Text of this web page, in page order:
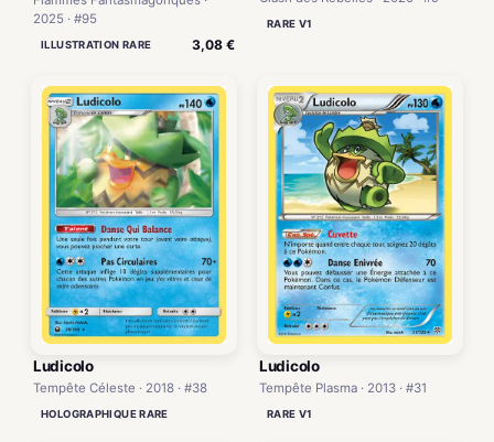
2025 · #95
ILLUSTRATION RARE 3,08 €
RARE V1
Ludicolo
Tempête Céleste · 2018 · #38
HOLOGRAPHIQUE RARE
Ludicolo
Tempête Plasma · 2013 · #31
RARE V1